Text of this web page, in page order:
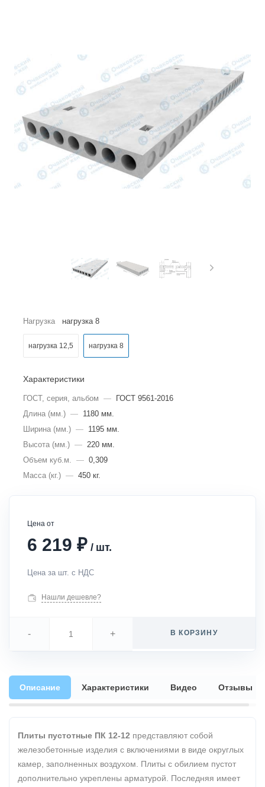
Нагрузка нагрузка 8
нагрузка 12,5 нагрузка 8
Характеристики
ГОСТ, серия, альбом —
ГОСТ 9561-2016
Длина (мм.) — 1180 мм.
Ширина (мм.) — 1195 мм.
Высота (мм.) — 220 мм.
Объем куб.м. — 0,309
Масса (кг.) — 450 кг.
Цена от
6 219 ₽ / шт.
Цена за шт. с НДС
Нашли дешевле?
- + В КОРЗИНУ
Описание Характеристики Видео Отзывы
Плиты пустотные ПК 12-12 представляют собой
железобетонные изделия с включениями в виде округлых
камер, заполненных воздухом. Плиты с обилием пустот
дополнительно укреплены арматурой. Последняя имеет